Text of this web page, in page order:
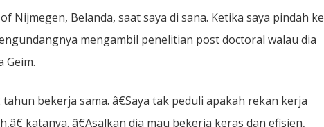
Nijmegen, Belanda, saat saya di sana. Ketika saya pindah ke
mengambil penelitian post doctoral walau dia
Geim.
bekerja sama. â€Saya tak peduli apakah rekan kerja
katanya. â€Asalkan dia mau bekerja keras dan efisien,